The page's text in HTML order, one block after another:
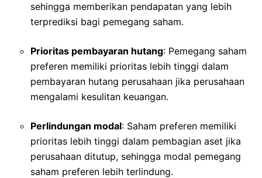
sehingga memberikan pendapatan yang lebih
terprediksi bagi pemegang saham.
Prioritas pembayaran hutang: Pemegang saham
preferen memiliki prioritas lebih tinggi dalam
pembayaran hutang perusahaan jika perusahaan
mengalami kesulitan keuangan.
Perlindungan modal: Saham preferen memiliki
prioritas lebih tinggi dalam pembagian aset jika
perusahaan ditutup, sehingga modal pemegang
saham preferen lebih terlindung.